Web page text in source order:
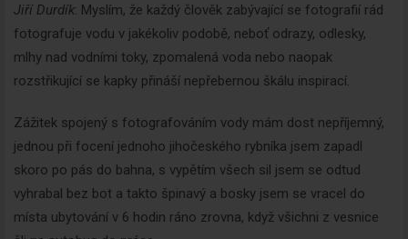
Jiří Durdík: Myslím, že každý člověk zabývající se fotografií rád
fotografuje vodu v jakékoliv podobě, neboť odrazy, odlesky,
mlhy nad vodními toky, zpomalená voda nebo naopak
rozstřikující se kapky přináší nepřebernou škálu inspirací.
Zážitek spojený s fotografováním vody mám dost nepříjemný,
jednou při focení jednoho jihočeského rybníka jsem zapadl
skoro po pás do bahna, s vypětím všech sil jsem se odtud
vyhrabal bez bot a takto špinavý a bosky jsem se vracel do
místa ubytování v 6 hodin ráno zrovna, když všichni z vesnice